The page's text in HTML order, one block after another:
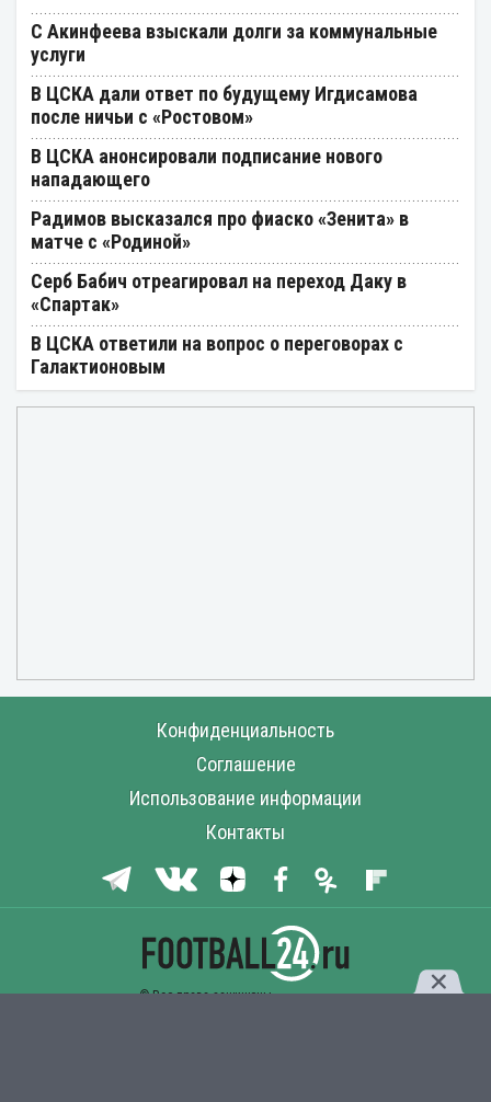
С Акинфеева взыскали долги за коммунальные
услуги
В ЦСКА дали ответ по будущему Игдисамова
после ничьи с «Ростовом»
В ЦСКА анонсировали подписание нового
нападающего
Радимов высказался про фиаско «Зенита» в
матче с «Родиной»
Серб Бабич отреагировал на переход Даку в
«Спартак»
В ЦСКА ответили на вопрос о переговорах с
Галактионовым
Конфиденциальность
Соглашение
Использование информации
Контакты